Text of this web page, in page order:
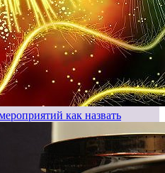
как назвать